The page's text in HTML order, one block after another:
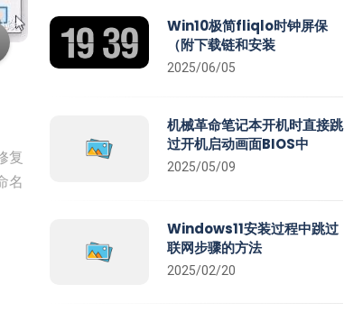
复
名
Win10极简fliqlo时钟屏保
（附下载链和安装
2025/06/05
机械革命笔记本开机时直接跳
过开机启动画面BIOS中
2025/05/09
Windows11安装过程中跳过
联网步骤的方法
2025/02/20